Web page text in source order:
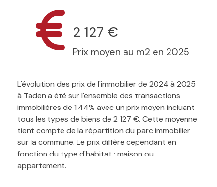
2 127 €
Prix moyen au m2 en 2025
L'évolution des prix de l'immobilier de 2024 à 2025
à Taden a été sur l'ensemble des transactions
immobilières de 1.44% avec un prix moyen incluant
tous les types de biens de 2 127 €. Cette moyenne
tient compte de la répartition du parc immobilier
sur la commune. Le prix diffère cependant en
fonction du type d'habitat : maison ou
appartement.